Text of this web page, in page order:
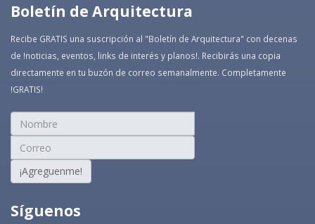
Boletín de Arquitectura
Recibe GRATIS una suscripción al "Boletín de Arquitectura" con decenas
de !noticias, eventos, links de interés y planos!. Recibirás una copia
directamente en tu buzón de correo semanalmente. Completamente
!GRATIS!
¡Agreguenme!
Síguenos